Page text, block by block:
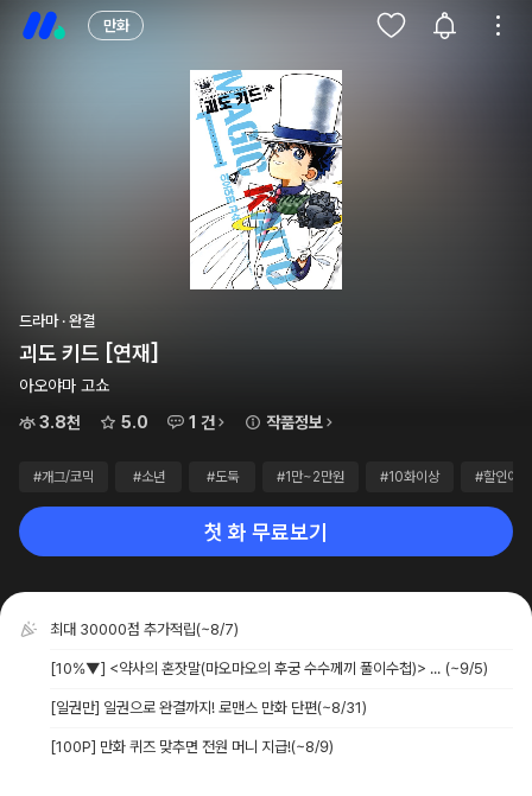
만화
드라마 · 완결
괴도 키드 [연재]
아오야마 고쇼
3.8천
5.0 1 건 작품정보
#개그/코믹 #소년 #도둑 #1만~2만원 #10화이상 #할인이
첫 화 무료보기
최대 30000점 추가적립(~8/7)
[10%▼] <약사의 혼잣말(마오마오의 후궁 수수께끼 풀이수첩)> 21권 UP! (~9/5)
[일권만] 일권으로 완결까지! 로맨스 만화 단편(~8/31)
[100P] 만화 퀴즈 맞추면 전원 머니 지급!(~8/9)